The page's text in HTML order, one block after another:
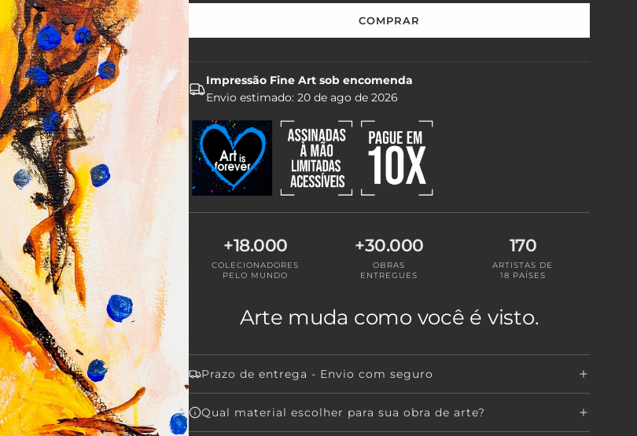
COMPRAR
C
N
D
.
.
Impressão Fine Art sob encomenda
Envio estimado: 20 de ago de 2026
+18.000
COLECIONADORES
PELO MUNDO
+30.000
OBRAS
ENTREGUES
170
ARTISTAS DE
18 PAÍSES
Arte muda como você é visto.
Prazo de entrega - Envio com seguro
Qual material escolher para sua obra de arte?